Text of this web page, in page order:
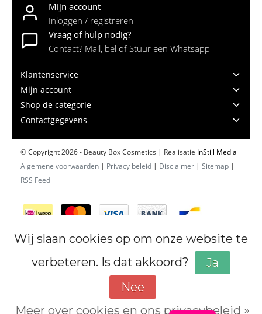
Mijn account
Inloggen / registreren
Vraag of hulp nodig?
Contact? Mail, bel of Stuur een Whatsapp
Klantenservice
Mijn account
Shop de categorie
Contactgegevens
© Copyright 2026 - Beauty Box Cosmetics | Realisatie InStijl Media
Algemene voorwaarden | Privacy beleid | Disclaimer | Sitemap |
RSS Feed
Wij slaan cookies op om onze website te
verbeteren. Is dat akkoord?
Ja
Nee
Meer over cookies en ons privacybeleid »